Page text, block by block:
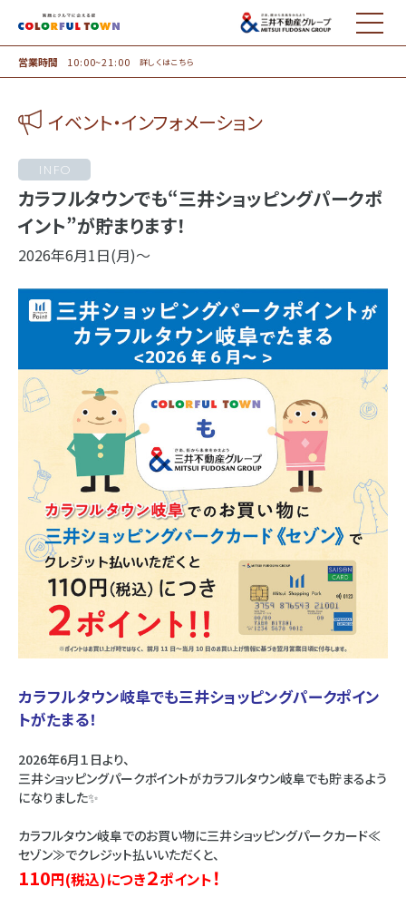
MENU
営業時間 10:00~21:00 詳しくはこちら
イベント・インフォメーション
INFO
カラフルタウンでも“三井ショッピングパークポ
イント”が貯まります！
2026年6月1日(月)～
カラフルタウン岐阜でも三井ショッピングパークポイン
トがたまる！
2026年6月１日より、
三井ショッピングパークポイントがカラフルタウン岐阜でも貯まるよう
になりました✨
カラフルタウン岐阜でのお買い物に三井ショッピングパークカード≪
セゾン≫でクレジット払いいただくと、
110円(税込)につき２ポイント！